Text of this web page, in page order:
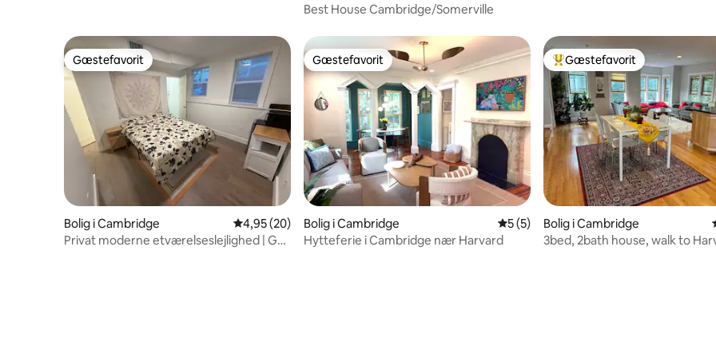
Best House Cambridge/Somerville
Gæstefavorit
Gæstefavorit
Bolig i Cambridge 4,95 ud af 5 i gennemsnitlig bedømmelse, 20 omtaler
4,95 (20)
Privat moderne etværelseslejlighed | Gå
Gæstefavorit
Gæstefavorit
Bolig i Cambridge 5 ud af 5 i gennemsnitlig bedømmelse,
5 (5)
Hytteferie i Cambridge nær Harvard
Bedste gæstefavorit
Gæstefavorit
Bolig i Cambridge
3bed, 2bath house, walk to